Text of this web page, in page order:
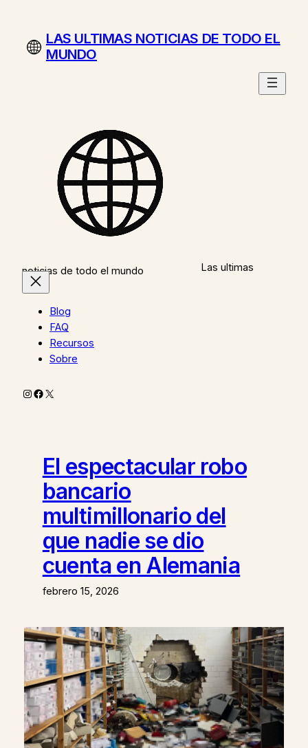
contenidoLAS ULTIMAS NOTICIAS DE TODO EL
MUNDO
Las ultimas
noticias de todo el mundo
Blog
FAQ
Recursos
Sobre
Instagram
Facebook
X
El espectacular robo
bancario
multimillonario del
que nadie se dio
cuenta en Alemania
febrero 15, 2026